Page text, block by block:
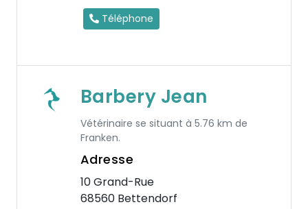
Téléphone
Barbery Jean
Vétérinaire se situant à 5.76 km de
Franken.
Adresse
10 Grand-Rue
68560 Bettendorf